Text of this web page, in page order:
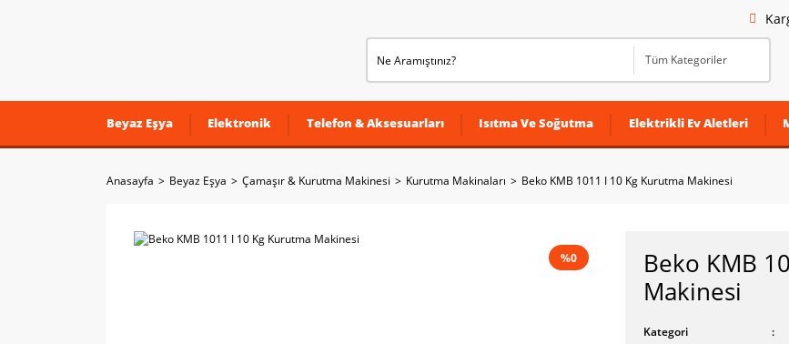
Beyaz Eşya Elektronik Telefon & Aksesuarları Isıtma Ve Soğutma Elektrikli Ev Aletleri
Anasayfa Beyaz Eşya Çamaşır & Kurutma Makinesi Kurutma Makinaları Beko KMB 1011 I 10 Kg Kurutma Makinesi
%0
Beko KMB
Makinesi
Kategori